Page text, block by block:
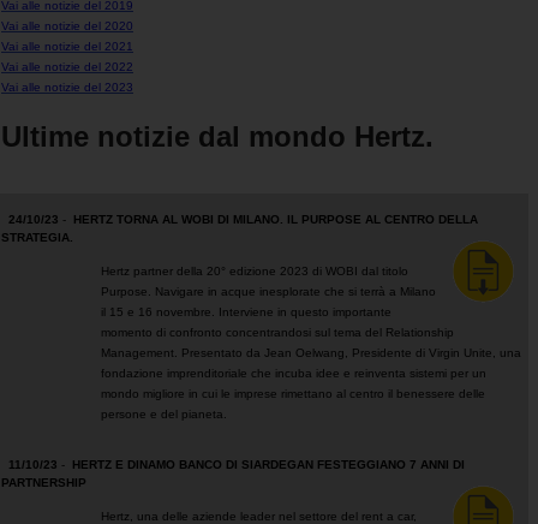
Noleggio
Furgoni
Business
Prodotti
Partner
Service
Vai alle notizie del 2019
Vai alle notizie del 2020
Vai alle notizie del 2021
Vai alle notizie del 2022
Vai alle notizie del 2023
Ultime notizie dal mondo Hertz.
24/10/23 -
HERTZ TORNA AL WOBI DI MILANO. IL PURPOSE AL CENTRO DELLA
STRATEGIA.
Hertz partner della 20° edizione 2023 di WOBI dal titolo
Purpose. Navigare in acque inesplorate che si terrà a Milano
il 15 e 16 novembre. Interviene in questo importante
momento di confronto concentrandosi sul tema del Relationship
Management. Presentato da Jean Oelwang, Presidente di Virgin Unite, una
fondazione imprenditoriale che incuba idee e reinventa sistemi per un
mondo migliore in cui le imprese rimettano al centro il benessere delle
persone e del pianeta.
11/10/23 -
HERTZ E DINAMO BANCO DI SIARDEGAN FESTEGGIANO 7 ANNI DI
PARTNERSHIP
Hertz, una delle aziende leader nel settore del rent a car,